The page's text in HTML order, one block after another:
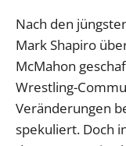
Nach den
Mark Shapiro
McMahon
Wrestling-
Veränderungen
spekuliert. Doch